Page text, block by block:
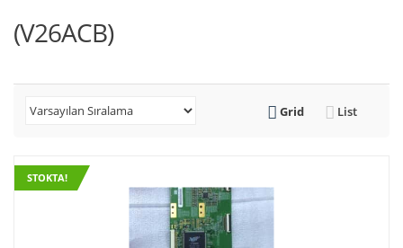
(V26ACB)
Grid List
STOKTA!